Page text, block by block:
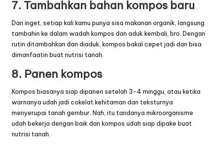
7. Tambahkan bahan kompos baru
Dan inget, setiap kali kamu punya sisa makanan organik, langsung
tambahin ke dalam wadah kompos dan aduk kembali, bro. Dengan
rutin ditambahkan dan diaduk, kompos bakal cepet jadi dan bisa
dimanfaatin buat nutrisi tanah.
8. Panen kompos
Kompos biasanya siap dipanen setelah 3-4 minggu, atau ketika
warnanya udah jadi cokelat kehitaman dan teksturnya
menyerupai tanah gembur. Nah, itu tandanya mikroorganisme
udah bekerja dengan baik dan kompos udah siap dipake buat
nutrisi tanah.